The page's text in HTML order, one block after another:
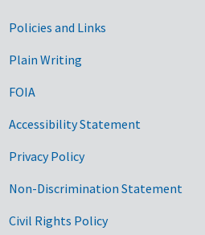
Government Links
Policies and Links
Plain Writing
FOIA
Accessibility Statement
Privacy Policy
Non-Discrimination Statement
Civil Rights Policy